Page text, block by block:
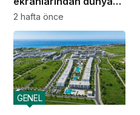
sahnelerine taşınan
güven
2 hafta önce
GENEL